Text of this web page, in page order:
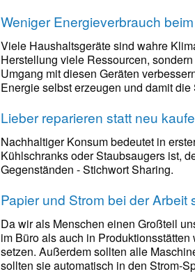
Weniger Energieverbrauch
Viele Haushaltsgeräte sind wahre
Herstellung viele Ressourcen,
Umgang mit diesen Geräten
Energie selbst erzeugen und damit
Lieber reparieren statt neu
Nachhaltiger Konsum bedeutet in
Kühlschranks oder Staubsaugers ist,
Gegenständen - Stichwort Sharing.
Papier und Strom bei der Arbeit
Da wir als Menschen einen Großteil
im Büro als auch in
setzen. Außerdem sollten alle
sollten sie automatisch in den Strom-